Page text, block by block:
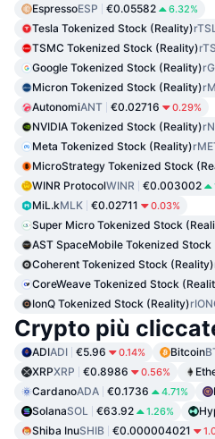
EspressoESP €0.05582 6.32%
Tesla Tokenized Stock (Reality)
TSMC Tokenized Stock (Reality)
Google Tokenized Stock (Reality)
Micron Tokenized Stock (Reality)
AutonomiANT €0.02716 0.29%
NVIDIA Tokenized Stock (Reality)
Meta Tokenized Stock (Reality)
MicroStrategy Tokenized Stock
WINR ProtocolWINR €0.003002
MiL.kMLK €0.02711 0.03%
Super Micro Tokenized Stock
AST SpaceMobile Tokenized Stock
Coherent Tokenized Stock (Reality)
CoreWeave Tokenized Stock
IonQ Tokenized Stock (Reality)
Crypto più
ADIADI €5.96 0.14% Bitcoin
XRPXRP €0.8986 0.56%
CardanoADA €0.1736 4.71%
SolanaSOL €63.92 1.26%
Shiba InuSHIB €0.000004021